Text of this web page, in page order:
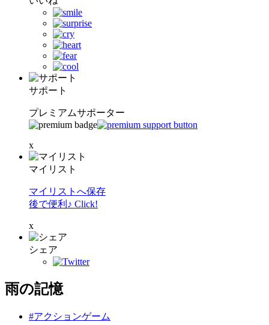
サポート
プレミアムサポーター
x
マイリスト
マイリストへ保存
後で便利♪ Click!
x
シェア
雨の記憶
#アクションゲーム